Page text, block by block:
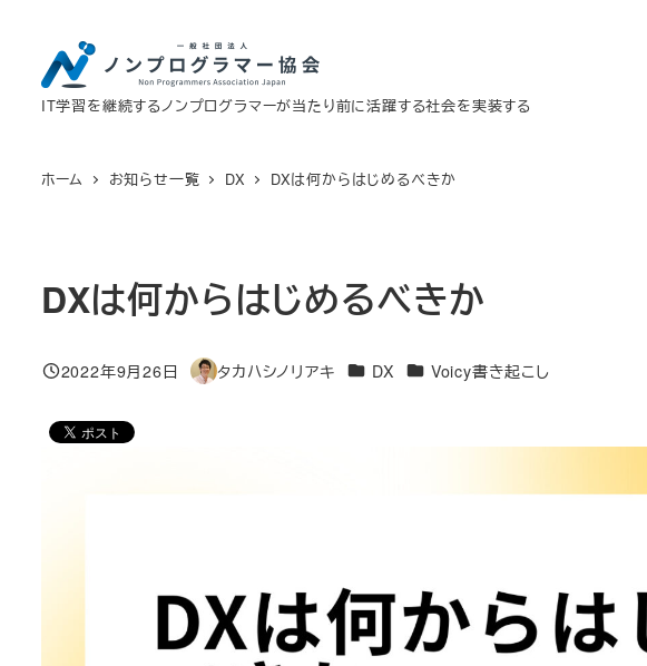
IT学習を継続するノンプログラマーが当たり前に活躍する社会を実装する
ホーム お知らせ一覧 DX DXは何からはじめるべきか
DXは何からはじめるべきか
投稿日
2022年9月26日
著
タカハシノリアキ カテゴリー
DX カテゴリー
Voicy書き起こし